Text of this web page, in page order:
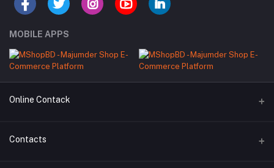
MOBILE APPS
Online Contack
WhatsApp
Contacts